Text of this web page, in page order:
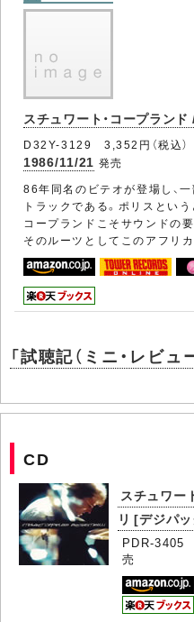
スチュワート・コープラン
D32Y-3129 3,352円（税込）
1986/11/21 発売
86年同名のビテオが登場し、
トラックである。ポリスとい
コープランドこそサウンドの
そのルーツとしてこのアフリ
「試聴記（ミニ・レビュ
CD
スチュワー
リ [デジパ
PDR-3405
売